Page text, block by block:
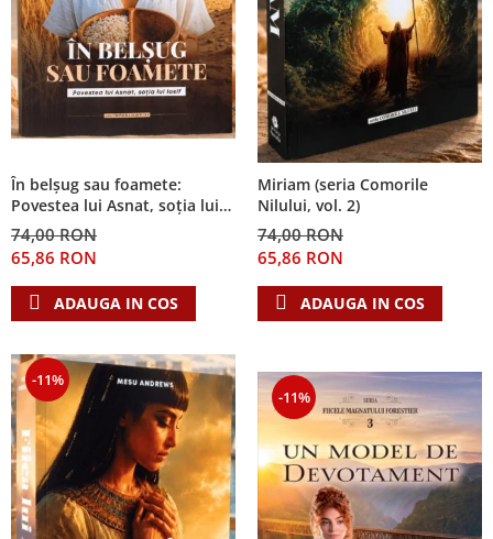
În belșug sau foamete:
Povestea lui Asnat, soția lui
Iosif (Seria Cronicile Egiptului,
vol. 2)
74,00 RON
65,86 RON
ADAUGA IN COS
Miriam (seria Comorile
Nilului, vol. 2)
74,00 RON
65,86 RON
ADAUGA IN COS
-11%
-11%